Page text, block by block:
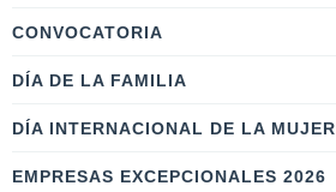
CONVOCATORIA
DÍA DE LA FAMILIA
DÍA INTERNACIONAL DE LA MUJER
EMPRESAS EXCEPCIONALES 2026